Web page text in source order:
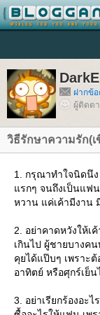
ฝากข้
ผู้ติดต
วิธีรักษาความรัก(
1. กรุณาทำใจนิดนึ
รกๆ จนถึงเป็นแฟน
หวาน แค่เค้ามีงาน
2. อย่าคาดหวังให้เ
เกินไป ผู้ชายบางค
คุยได้แป๊บๆ เพราะ
อาทิตย์ หรือศุกร์เย็
3. อย่าเรียกร้องอะ